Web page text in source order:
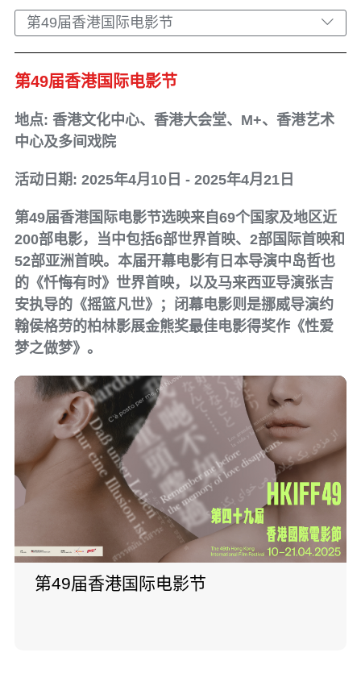
第49届香港国际电影节
第49届香港国际电影节
地点: 香港文化中心、香港大会堂、M+、香港艺术
中心及多间戏院
活动日期: 2025年4月10日 - 2025年4月21日
第49届香港国际电影节选映来自69个国家及地区近
200部电影，当中包括6部世界首映、2部国际首映和
52部亚洲首映。本届开幕电影有日本导演中岛哲也
的《忏悔有时》世界首映，以及马来西亚导演张吉
安执导的《摇篮凡世》；闭幕电影则是挪威导演约
翰侯格劳的柏林影展金熊奖最佳电影得奖作《性爱
梦之做梦》。
第49届香港国际电影节